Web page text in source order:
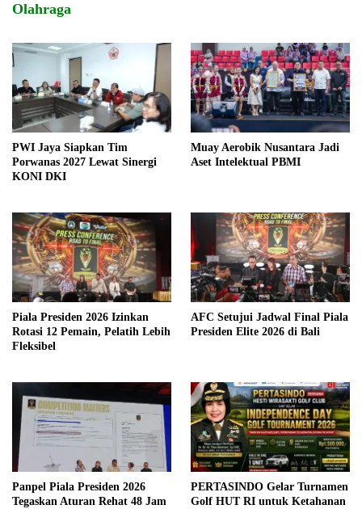
Olahraga
PWI Jaya Siapkan Tim
Porwanas 2027 Lewat Sinergi
KONI DKI
Muay Aerobik Nusantara Jadi
Aset Intelektual PBMI
Piala Presiden 2026 Izinkan
Rotasi 12 Pemain, Pelatih Lebih
Fleksibel
AFC Setujui Jadwal Final Piala
Presiden Elite 2026 di Bali
Panpel Piala Presiden 2026
Tegaskan Aturan Rehat 48 Jam
PERTASINDO Gelar Turnamen
Golf HUT RI untuk Ketahanan